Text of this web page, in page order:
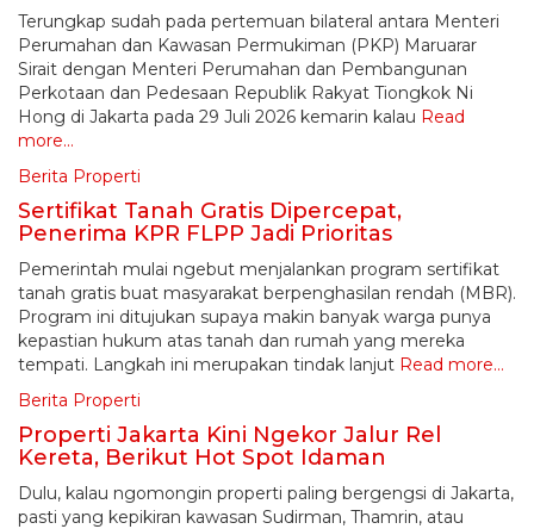
Terungkap sudah pada pertemuan bilateral antara Menteri
Perumahan dan Kawasan Permukiman (PKP) Maruarar
Sirait dengan Menteri Perumahan dan Pembangunan
Perkotaan dan Pedesaan Republik Rakyat Tiongkok Ni
Hong di Jakarta pada 29 Juli 2026 kemarin kalau Read
more…
Berita Properti
Sertifikat Tanah Gratis Dipercepat,
Penerima KPR FLPP Jadi Prioritas
Pemerintah mulai ngebut menjalankan program sertifikat
tanah gratis buat masyarakat berpenghasilan rendah (MBR).
Program ini ditujukan supaya makin banyak warga punya
kepastian hukum atas tanah dan rumah yang mereka
tempati. Langkah ini merupakan tindak lanjut Read more…
Berita Properti
Properti Jakarta Kini Ngekor Jalur Rel
Kereta, Berikut Hot Spot Idaman
Dulu, kalau ngomongin properti paling bergengsi di Jakarta,
pasti yang kepikiran kawasan Sudirman, Thamrin, atau